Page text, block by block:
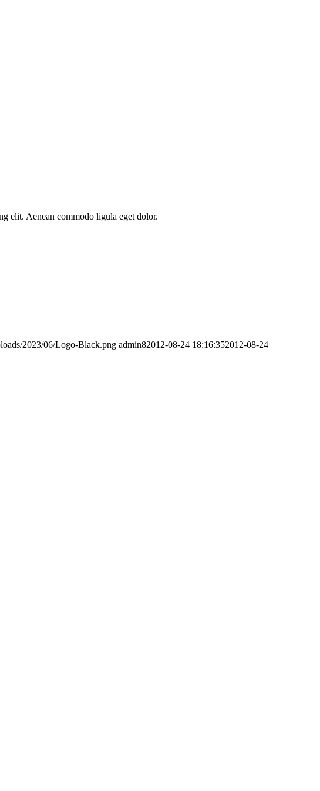
elit. Aenean commodo ligula eget dolor.
2023/06/Logo-Black.png admin82012-08-24 18:16:352012-08-24